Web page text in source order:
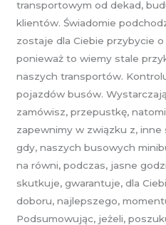
transportowym od dekad,
klientów. Świadomie
zostaje dla Ciebie przybycie
ponieważ to wiemy stale
naszych transportów.
pojazdów busów.
zamówisz, przepustkę,
zapewnimy w związku z, inne
gdy, naszych busowych
na równi, podczas, jasne
skutkuje, gwarantuje, dla
doboru, najlepszego,
Podsumowując, jeżeli,